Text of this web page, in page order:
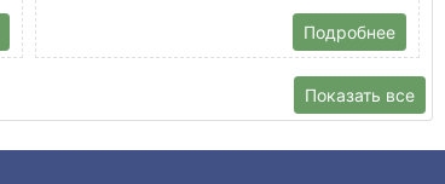
Подробнее
Показать все